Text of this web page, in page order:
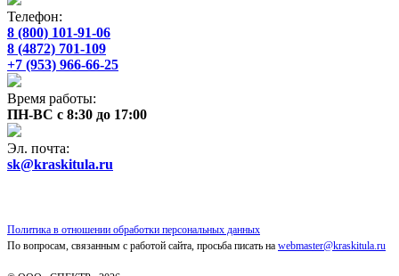
Телефон:
8 (800) 101-91-06
8 (4872) 701-109
+7 (953) 966-66-25
Время работы:
ПН-ВС с 8:30 до 17:00
Эл. почта:
sk@kraskitula.ru
Политика в отношении обработки персональных данных
По вопросам, связанным с работой сайта, просьба писать на webmaster@kraskitula.ru